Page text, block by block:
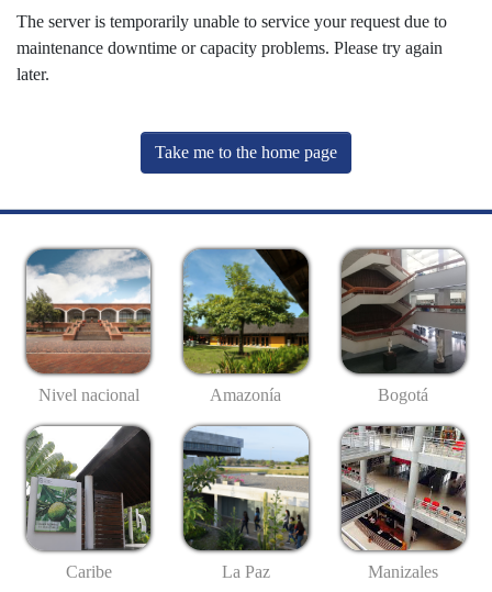
The server is temporarily unable to service your request due to
maintenance downtime or capacity problems. Please try again
later.
Take me to the home page
Nivel nacional Amazonía Bogotá
Caribe La Paz Manizales